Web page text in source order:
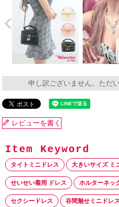
申し訳ございません。ただ
レビューを書く
タイトミニドレス 大きいサイズ ミ
せいせい着用 ドレス ホルターネッ
セクシードレス 谷間魅せミニドレス